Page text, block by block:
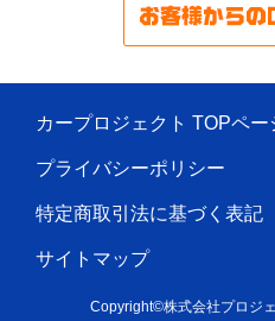
カープロジェクト TOPペー
プライバシーポリシー
特定商取引法に基づく表記
サイトマップ
Copyright©株式会社プロジ